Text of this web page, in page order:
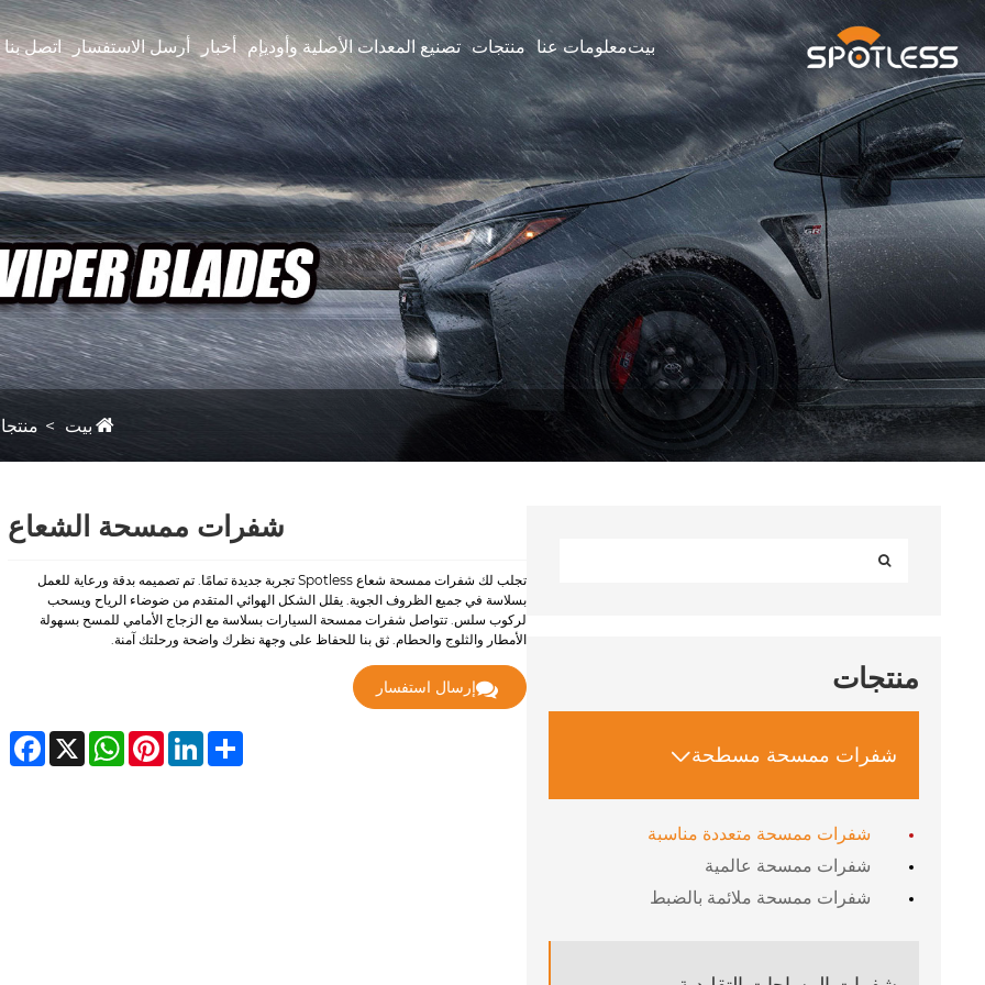
بيتمعلومات عنا منتجات تصنيع المعدات الأصلية وأوديإم أخبار أرسل الاستفسار اتصل بنا
بيت
منتجات
شفرات ممسحة مسطحة
شفرات ممسحة متعددة مناسبة
شفرات ممسحة عالمية
شفرات ممسحة ملائمة بالضبط
شفرات ممسحة الشعاع
تجلب لك شفرات ممسحة شعاع Spotless تجربة جديدة تمامًا. تم تصميمه بدقة ورعاية للعمل
بسلاسة في جميع الظروف الجوية. يقلل الشكل الهوائي المتقدم من ضوضاء الرياح ويسحب
لركوب سلس. تتواصل شفرات ممسحة السيارات بسلاسة مع الزجاج الأمامي للمسح بسهولة
الأمطار والثلوج والحطام. ثق بنا للحفاظ على وجهة نظرك واضحة ورحلتك آمنة.
إرسال استفسار
X
WhatsAppPinterestLinkedIn Share